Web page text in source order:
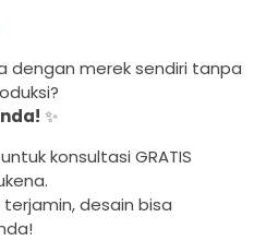
dengan merek sendiri tanpa
✨
konsultasi GRATIS
desain bisa